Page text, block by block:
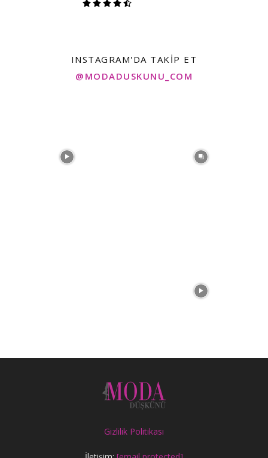
INSTAGRAM'DA TAKIP ET
@MODADUSKUNU_COM
Gizlilik Politikası